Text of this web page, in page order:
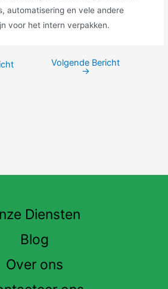
automatisering en vele andere
voor het intern verpakken.
Volgende Bericht
→
Diensten
Blog
Over ons